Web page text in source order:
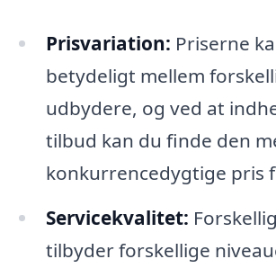
Prisvariation: Priserne
betydeligt mellem
udbydere, og ved at
tilbud kan du finde den
konkurrencedygtige pris
Servicekvalitet:
tilbyder forskellige